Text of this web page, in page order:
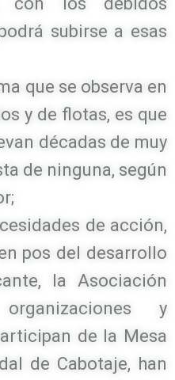
subirse a esas
que se observa en
y de flotas, es que
décadas de muy
de ninguna, según
de acción,
pos del desarrollo
la Asociación
y
de la Mesa
de Cabotaje, han